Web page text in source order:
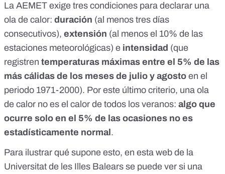
La AEMET exige tres condiciones para declarar una
ola de calor: duración (al menos tres días
consecutivos), extensión (al menos el 10% de las
estaciones meteorológicas) e intensidad (que
registren temperaturas máximas entre el 5% de las
más cálidas de los meses de julio y agosto en el
periodo 1971-2000). Por este último criterio, una ola
de calor no es el calor de todos los veranos: algo que
ocurre solo en el 5% de las ocasiones no es
estadísticamente normal .
Para ilustrar qué supone esto, en esta web de la
Universitat de les Illes Balears se puede ver si una